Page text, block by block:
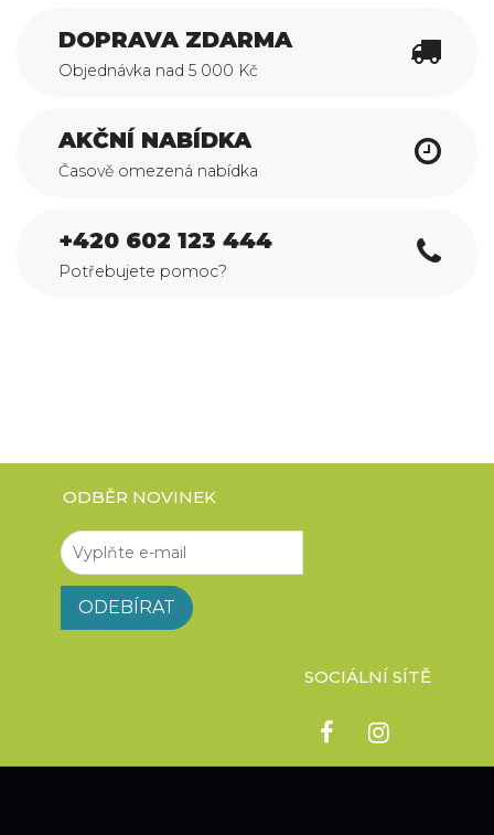
DOPRAVA ZDARMA
Objednávka nad 5 000 Kč
AKČNÍ NABÍDKA
Časově omezená nabídka
+420 602 123 444
Potřebujete pomoc?
ODBĚR NOVINEK
SOCIÁLNÍ SÍTĚ